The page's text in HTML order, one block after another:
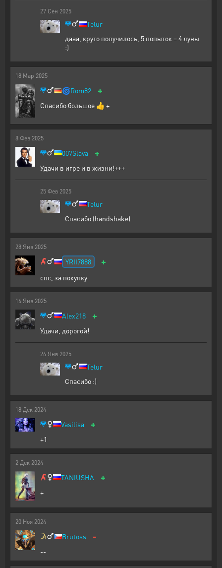
27 Сен 2025
Telur
дааа, круто получилось, 5 попыток = 4 луны
:)
18 Мар 2025
🌀Rom82 +
Спасибо большое 👍 +
8 Фев 2025
007Slava +
Удачи в игре и в жизни!+++
25 Фев 2025
Telur
Спасибо (handshake)
28 Янв 2025
YRII7888 +
спс, за покупку
16 Янв 2025
Alex218 +
Удачи, дорогой!
26 Янв 2025
Telur
Спасибо :)
18 Дек 2024
Vasilisa +
+1
2 Дек 2024
TANIUSHA +
+
20 Ноя 2024
Brutoss -
--